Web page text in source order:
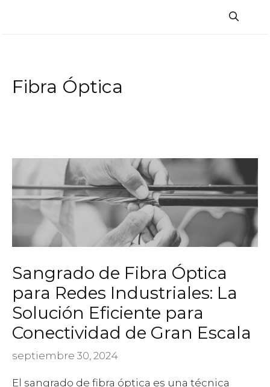
Fibra Óptica
Sangrado de Fibra Óptica
para Redes Industriales: La
Solución Eficiente para
Conectividad de Gran Escala
septiembre 30, 2024
El sangrado de fibra óptica es una técnica